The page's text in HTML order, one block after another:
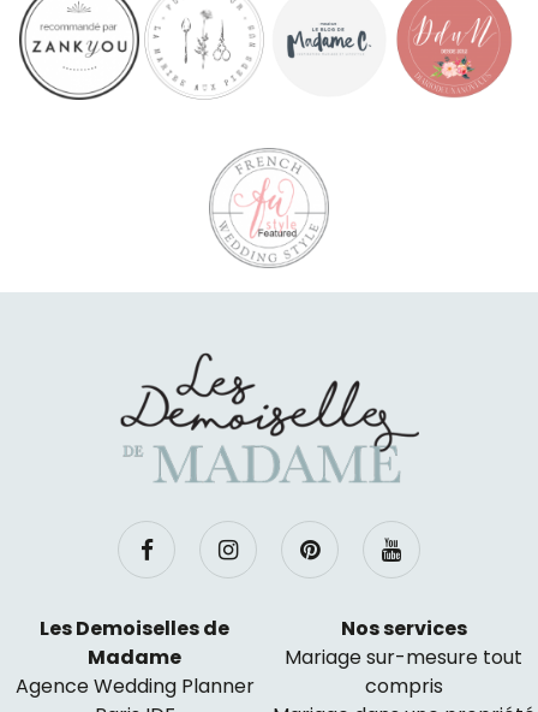
Les Demoiselles de
Madame
Agence Wedding Planner
Nos services
Mariage sur-mesure tout
compris